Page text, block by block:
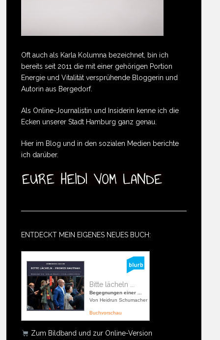
Oft auch als Karla Kolumna bezeichnet, bin ich
bereits seit 2011 die mit einer gehörigen Portion
Energie und Vitalität versprühende Bloggerin und
Autorin aus Bergedorf.
Als Online-Journalistin und Insiderin kenne ich die
Ecken unserer Stadt Hamburg ganz genau.
Hier im Blog und in den sozialen Medien berichte
ich darüber.
ENTDECKT MEIN EIGENES NEUES BUCH:
Bitte lächeln ...
Begegnungen einer ...
Von Heidrun Schumacher
Buchvorschau
Zum Bildband und zur Online-Version